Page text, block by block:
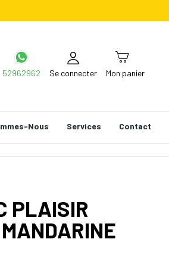
52962962 Se connecter Mon panier
Nous Services Contact
PLAISIR